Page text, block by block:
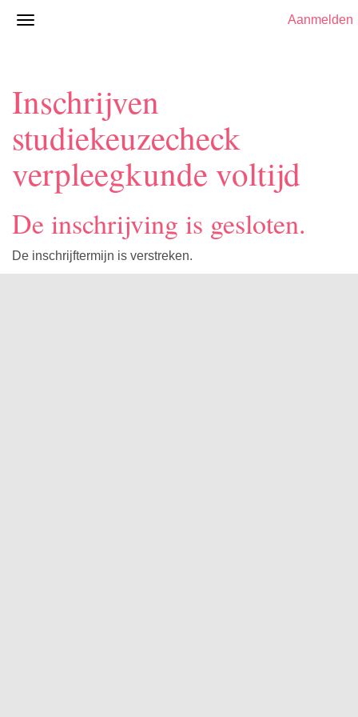
Aanmelden
Inschrijven
studiekeuzecheck
verpleegkunde voltijd
De inschrijving is gesloten.
De inschrijftermijn is verstreken.